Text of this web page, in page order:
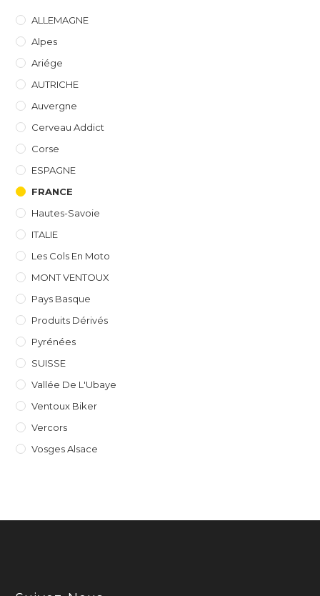
ALLEMAGNE
Alpes
Ariége
AUTRICHE
Auvergne
Cerveau Addict
Corse
ESPAGNE
FRANCE
Hautes-Savoie
ITALIE
Les Cols En Moto
MONT VENTOUX
Pays Basque
Produits Dérivés
Pyrénées
SUISSE
Vallée De L'Ubaye
Ventoux Biker
Vercors
Vosges Alsace